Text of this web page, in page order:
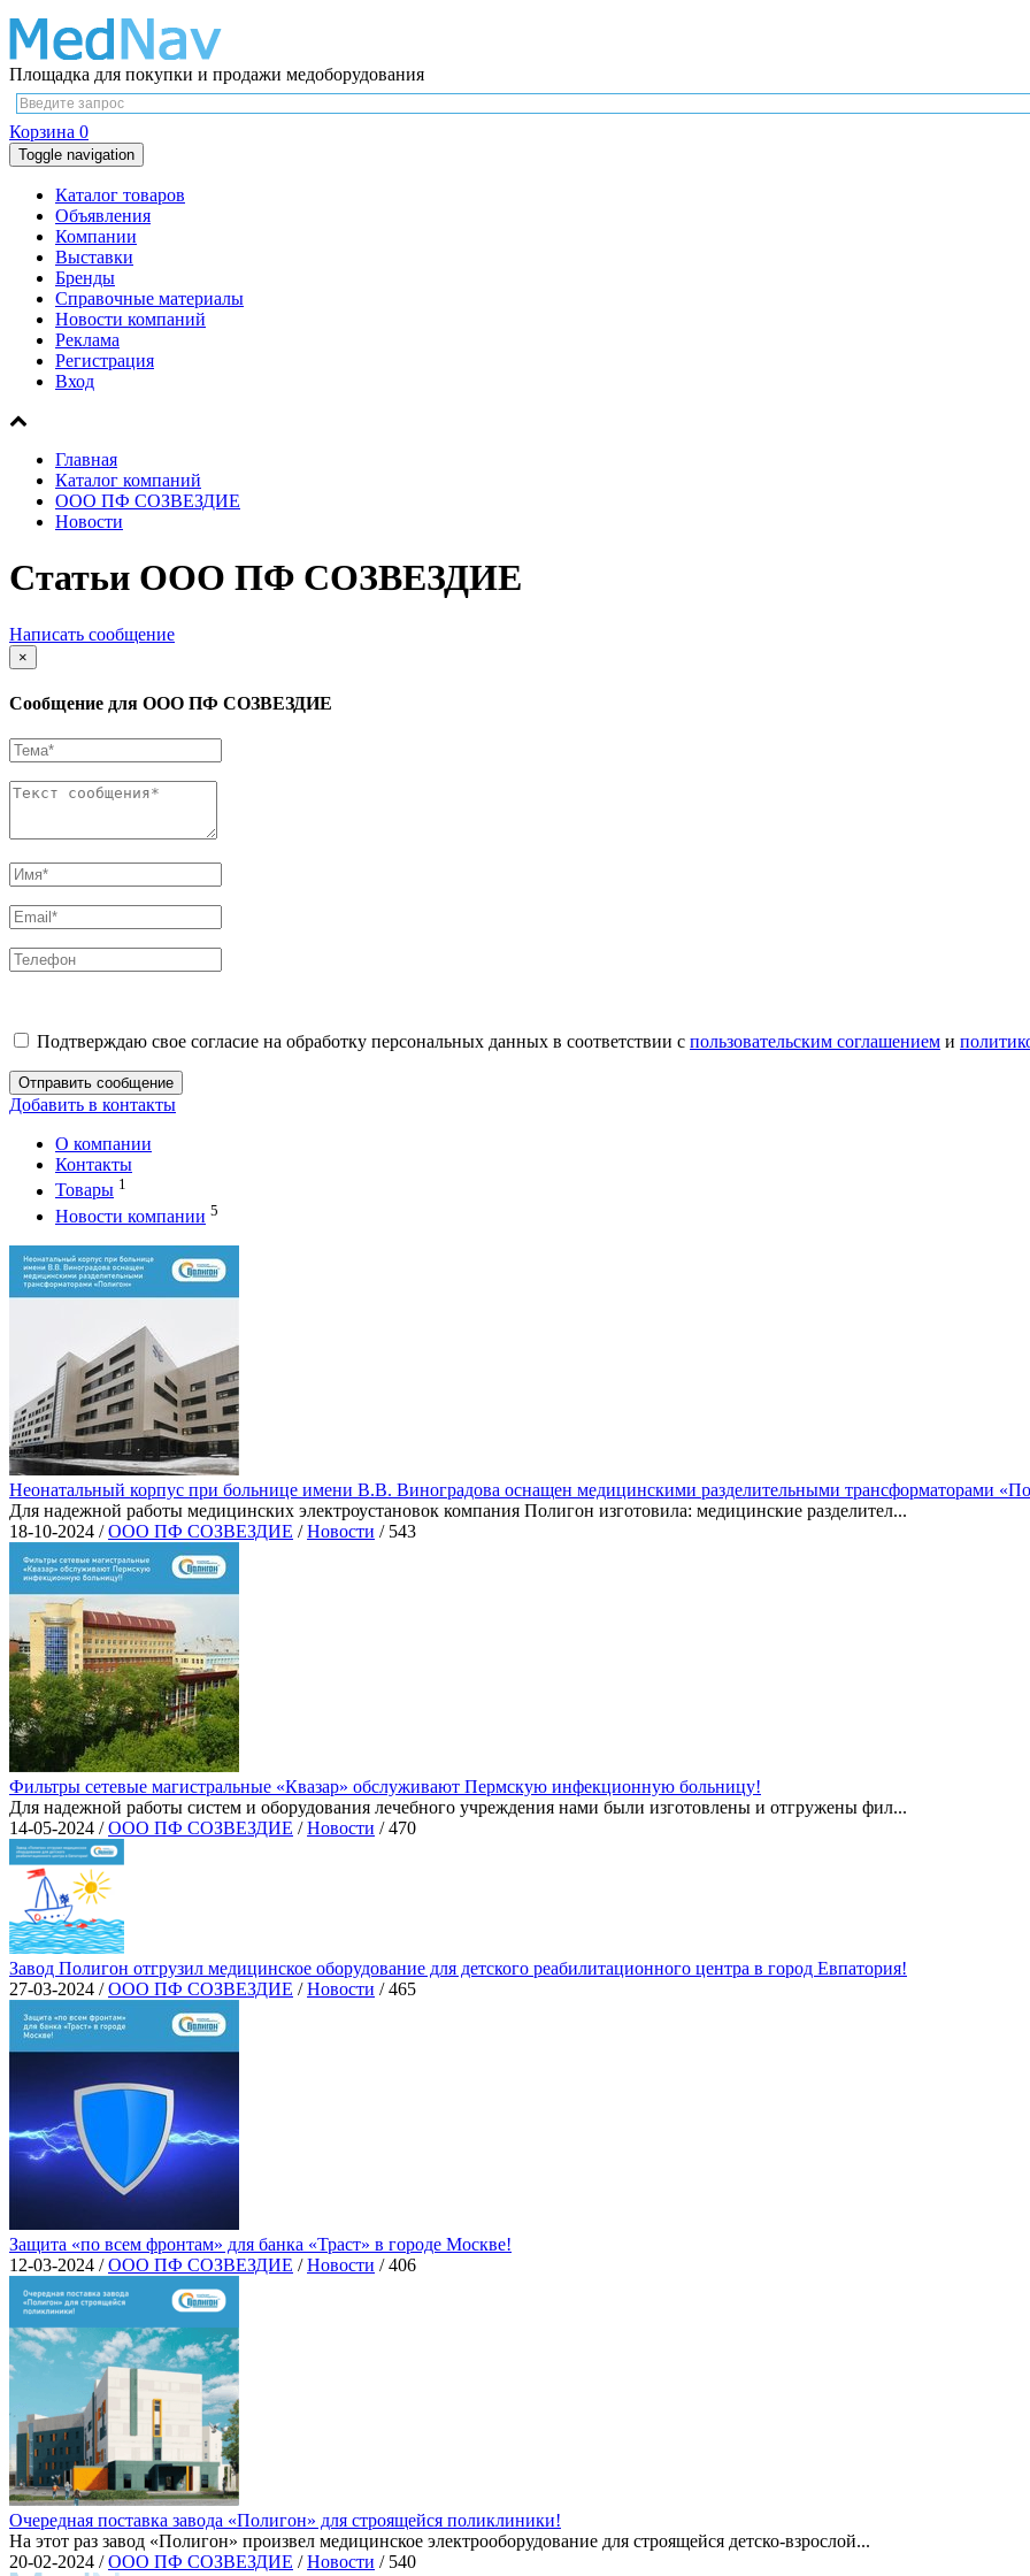
Площадка для покупки и продажи медоборудования
Корзина 0
Toggle navigation
Каталог товаров
Объявления
Компании
Выставки
Бренды
Справочные материалы
Новости компаний
Реклама
Регистрация
Вход
Главная
Каталог компаний
ООО ПФ СОЗВЕЗДИЕ
Новости
Статьи ООО ПФ СОЗВЕЗДИЕ
Написать сообщение
×
Сообщение для ООО ПФ СОЗВЕЗДИЕ
Подтверждаю свое согласие на обработку персональных данных в соответствии с пользовательским соглашением и
Отправить сообщение
Добавить в контакты
О компании
Контакты
Товары 1
Новости компании 5
Неонатальный корпус при больнице имени В.В. Виноградова оснащен медицинскими разделительными трансформаторами
Для надежной работы медицинских электроустановок компания Полигон изготовила: медицинские разделител...
18-10-2024 /ООО ПФ СОЗВЕЗДИЕ /Новости / 543
Фильтры сетевые магистральные «Квазар» обслуживают Пермскую инфекционную больницу!
Для надежной работы систем и оборудования лечебного учреждения нами были изготовлены и отгружены фил...
14-05-2024 /ООО ПФ СОЗВЕЗДИЕ /Новости /470
Завод Полигон отгрузил медицинское оборудование для детского реабилитационного центра в город Евпатория!
27-03-2024 /ООО ПФ СОЗВЕЗДИЕ /Новости /465
Защита «по всем фронтам» для банка «Траст» в городе Москве!
12-03-2024 /ООО ПФ СОЗВЕЗДИЕ /Новости /406
Очередная поставка завода «Полигон» для строящейся поликлиники!
На этот раз завод «Полигон» произвел медицинское электрооборудование для строящейся детско-взрослой...
20-02-2024 /ООО ПФ СОЗВЕЗДИЕ /Новости / 540